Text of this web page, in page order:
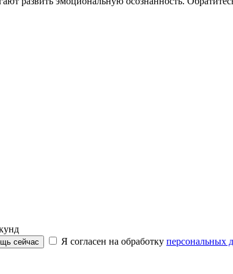
сейчас Я согласен на обработку персональных